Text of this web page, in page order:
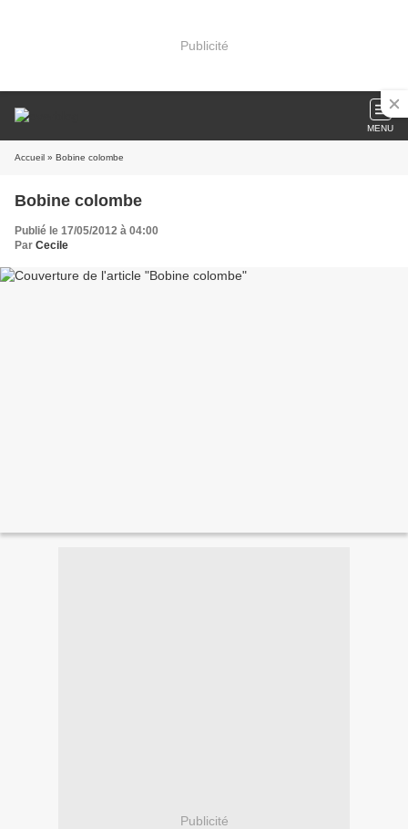
Publicité
MENU
Accueil » Bobine colombe
Bobine colombe
Publié le 17/05/2012 à 04:00
Par Cecile
Publicité